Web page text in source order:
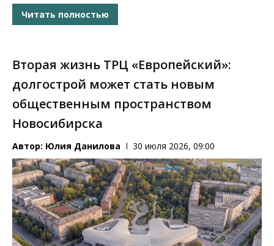
Читать полностью
Вторая жизнь ТРЦ «Европейский»:
долгострой может стать новым
общественным пространством
Новосибирска
Автор: Юлия Данилова 30 июля 2026, 09:00